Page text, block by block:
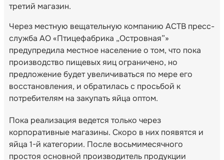
третий магазин.
Через местную вещательную компанию АСТВ пресс-
служба АО «Птицефабрика „Островная”»
предупредила местное население о том, что пока
производство пищевых яиц ограничено, но
предложение будет увеличиваться по мере его
восстановления, и обратилась с просьбой к
потребителям на закупать яйца оптом.
Пока реализация ведется только через
корпоративные магазины. Скоро в них появятся и
яйца 1-й категории. После восьмимесячного
простоя основной производитель продукции